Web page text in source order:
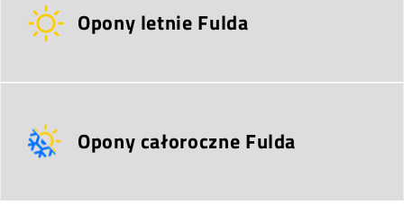
Opony letnie Fulda
Opony całoroczne Fulda